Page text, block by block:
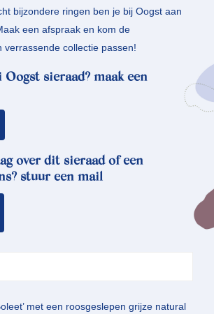
bijzondere ringen ben je bij Oogst aan
een afspraak en kom de
verrassende collectie passen!
Oogst sieraad? maak een
over dit sieraad of een
stuur een mail
met een roosgeslepen grijze natural